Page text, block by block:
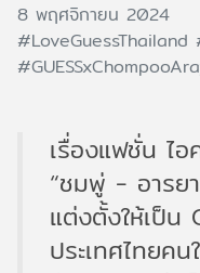
8 พฤศจิกายน 2024
#LoveGuessThailand
เรื่องแฟชั่น ไ
“ชมพู่ - อารย
แต่งตั้งให้เป็น
ประเทศไทยค